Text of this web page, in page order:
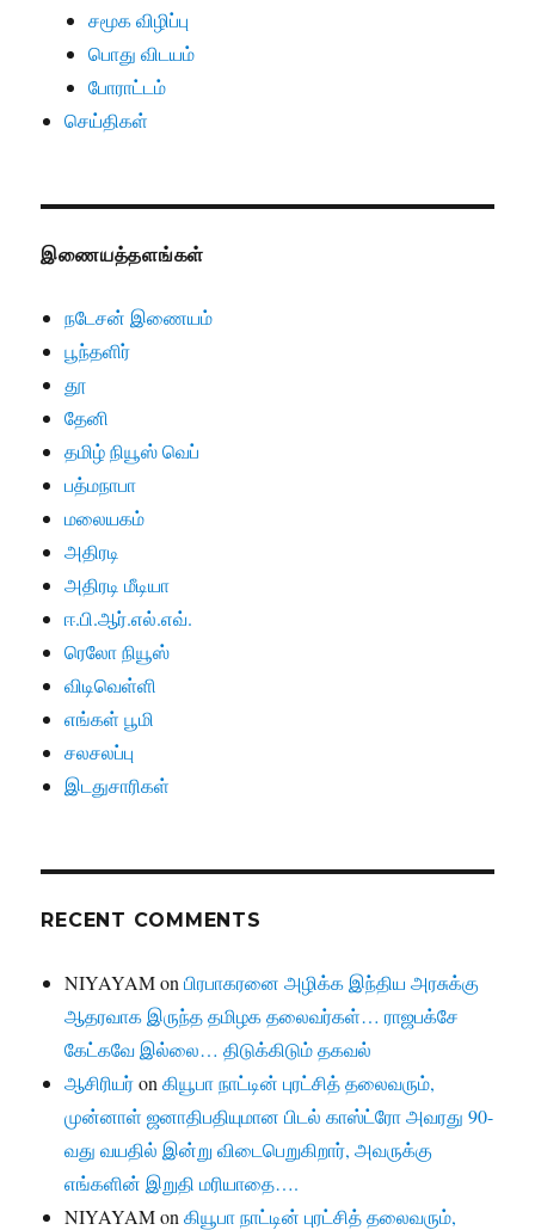
சமூக விழிப்பு
பொது விடயம்
போராட்டம்
செய்திகள்
இணையத்தளங்கள்
நடேசன் இணையம்
பூந்தளிர்
தூ
தேனி
தமிழ் நியூஸ் வெப்
பத்மநாபா
மலையகம்
அதிரடி
அதிரடி மீடியா
ஈ.பி.ஆர்.எல்.எவ்.
ரெலோ நியூஸ்
விடிவெள்ளி
எங்கள் பூமி
சலசலப்பு
இடதுசாரிகள்
RECENT COMMENTS
NIYAYAMonபிரபாகரனை அழிக்க இந்திய அரசுக்கு
ஆதரவாக இருந்த தமிழக தலைவர்கள்… ராஜபக்சே
கேட்கவே இல்லை… திடுக்கிடும் தகவல்
ஆசிரியர்onகியூபா நாட்டின் புரட்சித் தலைவரும்,
முன்னாள் ஜனாதிபதியுமான பிடல் காஸ்ட்ரோ அவரது 90-
வது வயதில் இன்று விடைபெறுகிறார், அவருக்கு
எங்களின் இறுதி மரியாதை….
NIYAYAMonகியூபா நாட்டின் புரட்சித் தலைவரும்,